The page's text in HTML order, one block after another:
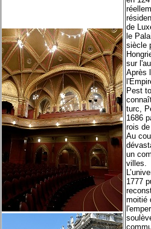
de
le
siècle
sur
Après
Pest
turc,
1686
rois
Au
un
villes.
1777
moitié